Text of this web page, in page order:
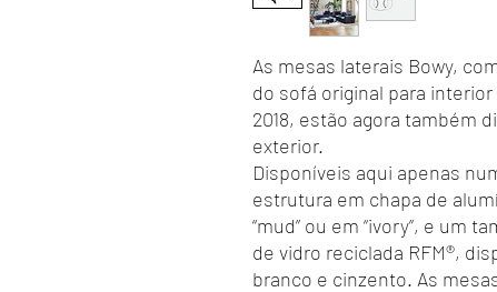
As mesas laterais Bowy,
do sofá original para
2018, estão agora também
exterior.
Disponíveis aqui apenas
estrutura em chapa de
“mud” ou em “ivory”, e um
de vidro reciclada RFM®,
branco e cinzento. As